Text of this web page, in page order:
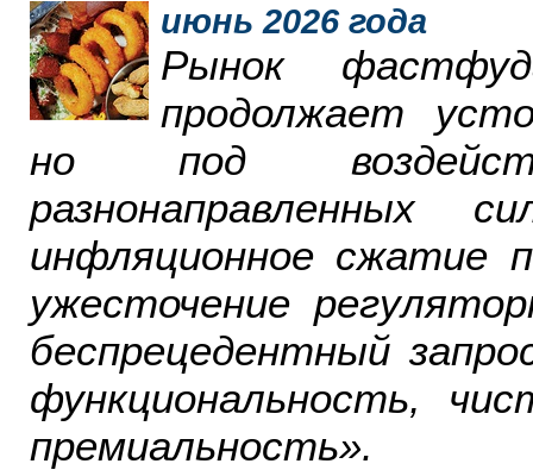
июнь 2026 года
Рынок
продолжает
но под
инфляционное сжатие
ужесточение
беспрецедентный
функциональность,
премиальность».